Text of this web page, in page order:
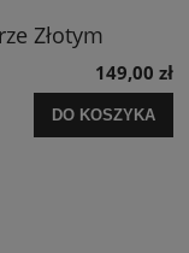
Złotym
149,00 zł
DO KOSZYKA